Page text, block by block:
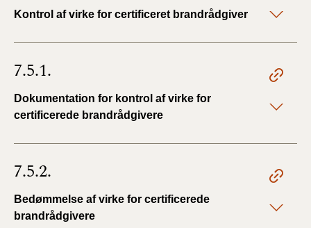
Kontrol af virke for certificeret brandrådgiver
7.5.1.
Dokumentation for kontrol af virke for
certificerede brandrådgivere
7.5.2.
Bedømmelse af virke for certificerede
brandrådgivere